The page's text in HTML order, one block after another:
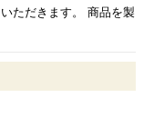
ただきます。 商品を製